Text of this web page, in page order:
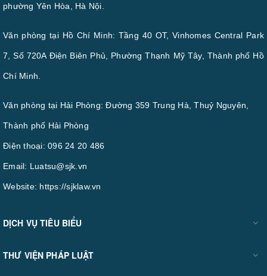
phường Yên Hòa, Hà Nội.
Văn phòng tại Hồ Chí Minh: Tầng 40 OT, Vinhomes Central Park
7, Số 720A Điện Biên Phủ, Phường Thạnh Mỹ Tây, Thành phố Hồ
Chí Minh.
Văn phòng tại Hải Phòng: Đường 359 Trung Hà, Thuỷ Nguyên,
Thành phố Hải Phòng
Điện thoại: 096 24 20 486
Email: Luatsu@sjk.vn
Website: https://sjklaw.vn
DỊCH VỤ TIÊU BIỂU
THƯ VIỆN PHÁP LUẬT